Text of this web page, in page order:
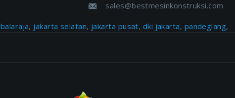
sales@bestmesinkonstruksi.com
balaraja, jakarta selatan, jakarta pusat, dki jakarta, pandeglang,